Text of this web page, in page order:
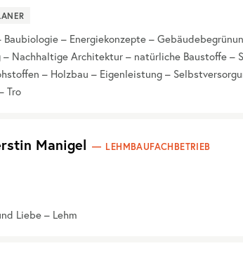
– Energiekonzepte –
Nachhaltige Architektur – natürliche Baustoffe –
– Holzbau – Eigenleistung –
Tro
Manigel LEHMBAUFACHBETRIEB
Liebe – Lehm